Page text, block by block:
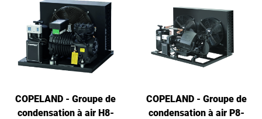
COPELAND - Groupe de
condensation à air H8-
COPELAND - Groupe de
condensation à air P8-